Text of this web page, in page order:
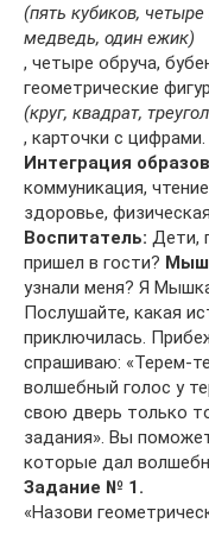
(пять кубиков,
медведь, один ежик)
, четыре обруча,
геометрические
(круг, квадрат,
, карточки с цифрами.
Интеграция
коммуникация,
здоровье,
Воспитатель: Дети,
пришел в гости?
узнали меня? Я
Послушайте, какая
приключилась.
спрашиваю: «Терем-
волшебный голос у
свою дверь только
задания». Вы
которые дал
Задание № 1.
«Назови